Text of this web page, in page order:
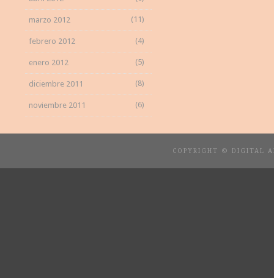
marzo 2012 (11)
febrero 2012 (4)
enero 2012 (5)
diciembre 2011 (8)
noviembre 2011 (6)
COPYRIGHT © DIGITAL